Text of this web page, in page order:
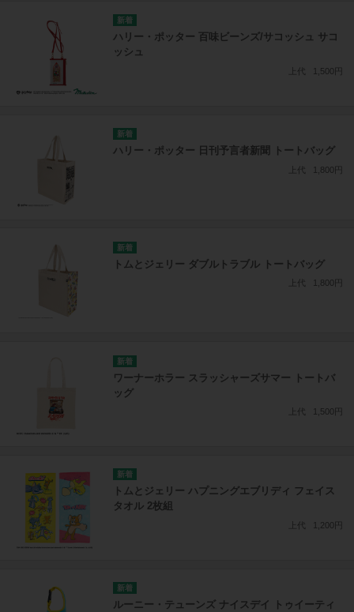
ハリー・ポッター 百味ビーンズ/サコッシュ サコ
ッシュ
上代 1,500円
ハリー・ポッター 日刊予言者新聞 トートバッグ
上代 1,800円
トムとジェリー ダブルトラブル トートバッグ
上代 1,800円
ワーナーホラー スラッシャーズサマー トートバ
ッグ
上代 1,500円
トムとジェリー ハプニングエブリディ フェイス
タオル 2枚組
上代 1,200円
ルーニー・テューンズ ナイスデイ トゥイーティ